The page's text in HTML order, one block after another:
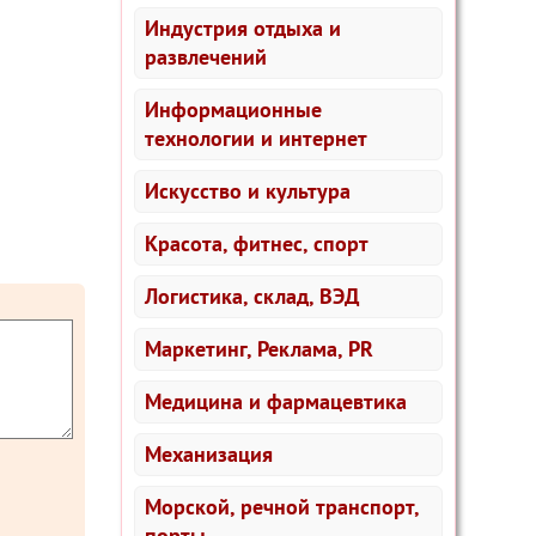
Индустрия отдыха и
развлечений
Информационные
технологии и интернет
Искусство и культура
Красота, фитнес, спорт
Логистика, склад, ВЭД
Маркетинг, Реклама, PR
Медицина и фармацевтика
Механизация
Морской, речной транспорт,